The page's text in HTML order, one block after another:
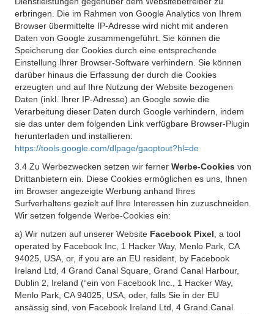
erbringen. Die im Rahmen von Google Analytics von Ihrem
Browser übermittelte IP-Adresse wird nicht mit anderen
Daten von Google zusammengeführt. Sie können die
Speicherung der Cookies durch eine entsprechende
Einstellung Ihrer Browser-Software verhindern. Sie können
darüber hinaus die Erfassung der durch die Cookies
erzeugten und auf Ihre Nutzung der Website bezogenen
Daten (inkl. Ihrer IP-Adresse) an Google sowie die
Verarbeitung dieser Daten durch Google verhindern, indem
sie das unter dem folgenden Link verfügbare Browser-Plugin
herunterladen und installieren:
https://tools.google.com/dlpage/gaoptout?hl=de
3.4 Zu Werbezwecken setzen wir ferner Werbe-Cookies von
Drittanbietern ein. Diese Cookies ermöglichen es uns, Ihnen
im Browser angezeigte Werbung anhand Ihres
Surfverhaltens gezielt auf Ihre Interessen hin zuzuschneiden.
Wir setzen folgende Werbe-Cookies ein:
a) Wir nutzen auf unserer Website Facebook Pixel , a tool
operated by Facebook Inc, 1 Hacker Way, Menlo Park, CA
94025, USA, or, if you are an EU resident, by Facebook
Ireland Ltd, 4 Grand Canal Square, Grand Canal Harbour,
Dublin 2, Ireland (“ein von Facebook Inc., 1 Hacker Way,
Menlo Park, CA 94025, USA, oder, falls Sie in der EU
ansässig sind, von Facebook Ireland Ltd, 4 Grand Canal